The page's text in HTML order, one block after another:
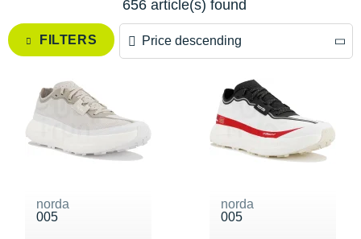
656 article(s) found
FILTERS Price descending
Price ascending
norda
005
norda
005